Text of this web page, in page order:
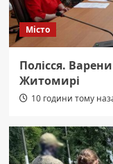
Місто
Полісся.
Житомирі
10 години тому